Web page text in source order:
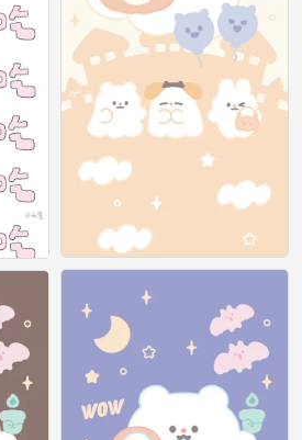
0